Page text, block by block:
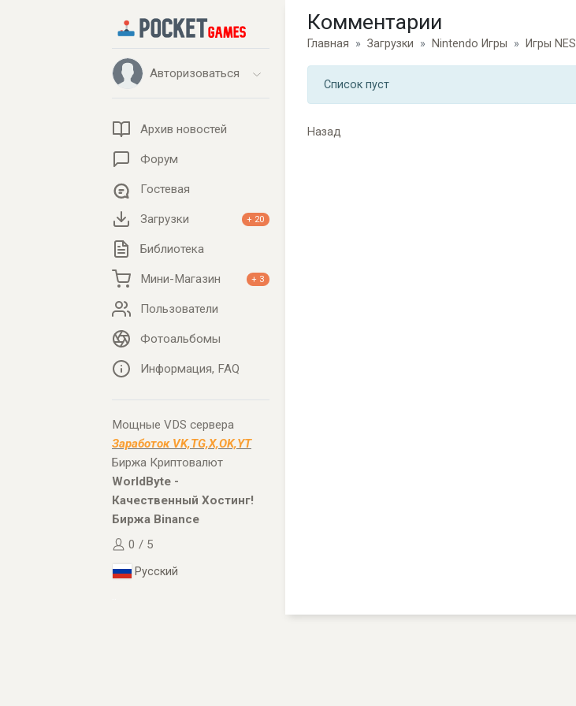
Авторизоваться
Архив новостей
Форум
Гостевая
Загрузки + 20
Библиотека
Мини-Магазин + 3
Пользователи
Фотоальбомы
Информация, FAQ
Мощные VDS сервера
Заработок VK,TG,X,OK,YT
Биржа Криптовалют
WorldByte -
Качественный Хостинг!
Биржа Binance
0 / 5
Русский
Комментарии
Главная Загрузки Nintendo Игры Игры NES
Список пуст
Назад